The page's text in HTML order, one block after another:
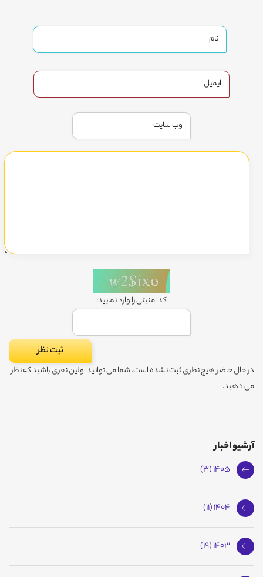
کد امنیتی را وارد نمایید:
در حال حاضر هیچ نظری ثبت نشده است. شما می توانید اولین نفری باشید که نظر
می دهید.
آرشیو اخبار
1405 (3)
1404 (11)
1403 (19)